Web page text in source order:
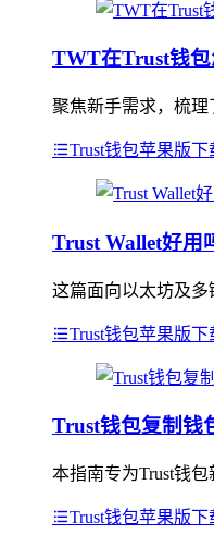
TWT在Trust钱
聚焦新手需求，梳理
Trust钱包苹果版下
Trust Wallet好用
这篇面向以太坊及多
Trust钱包苹果版下
Trust钱包复制钱
本指南专为Trust钱
Trust钱包苹果版下